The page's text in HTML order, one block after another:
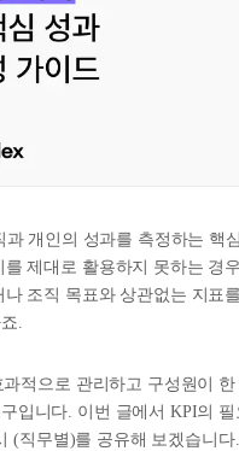
과 개인의 성과를 측정하는 핵
제대로 활용하지 못하는 경
조직 목표와 상관없는 지표
.
적으로 관리하고 구성원이 한
입니다. 이번 글에서 KPI의 필
(직무별)를 공유해 보겠습니다.